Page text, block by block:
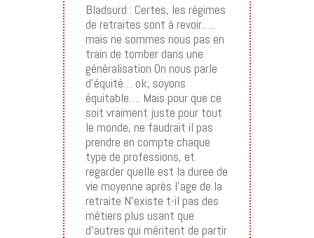
Bladsurd : Certes, les régimes
de retraites sont à revoir…..
mais ne sommes nous pas en
train de tomber dans une
généralisation On nous parle
d’équité… ok, soyons
équitable…. Mais pour que ce
soit vraiment juste pour tout
le monde, ne faudrait il pas
prendre en compte chaque
type de professions, et
regarder quelle est la duree de
vie moyenne après l’age de la
retraite N’existe t-il pas des
métiers plus usant que
d’autres qui méritent de partir